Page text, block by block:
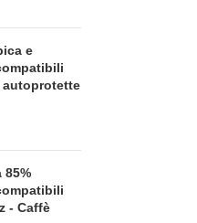
e
autoprotette
85%
- Caffè